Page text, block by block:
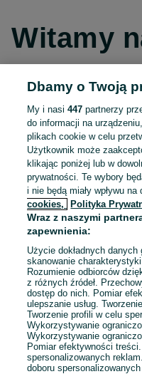
Witamy
E-mail
Hasło
Dbamy o Twoją
My i nasi447 partnerzy
do informacji na
plikach cookie w celu
Użytkownik może
klikając poniżej lub w
prywatności. Te wybory
i nie będą miały wpływu na
cookies,
Polityka
Wraz z naszymi
zapewnienia:
Użycie dokładnych
skanowanie
Rozumienie odbiorców
z różnych źródeł.
dostęp do nich. Pomiar
ulepszanie usług.
Tworzenie profili w celu
Wykorzystywanie
Wykorzystywanie
Pomiar efektywności
spersonalizowanych
doboru spersonalizowanych